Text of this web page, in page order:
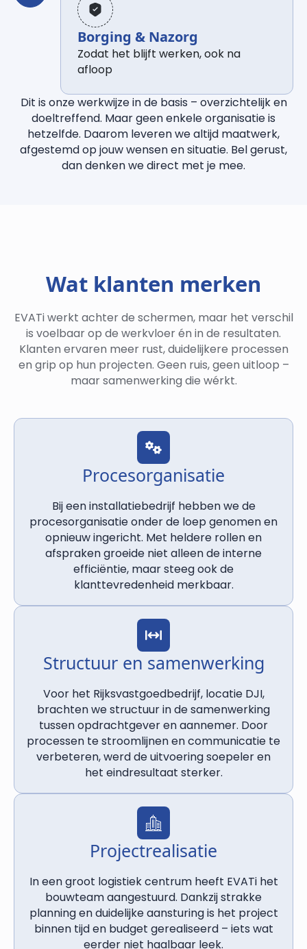
Borging & Nazorg
Zodat het blijft werken, ook na
afloop
Dit is onze werkwijze in de basis – overzichtelijk en
doeltreffend. Maar geen enkele organisatie is
hetzelfde. Daarom leveren we altijd maatwerk,
afgestemd op jouw wensen en situatie. Bel gerust,
dan denken we direct met je mee.
Wat klanten merken
EVATi werkt achter de schermen, maar het verschil
is voelbaar op de werkvloer én in de resultaten.
Klanten ervaren meer rust, duidelijkere processen
en grip op hun projecten. Geen ruis, geen uitloop –
maar samenwerking die wérkt.
Procesorganisatie
Bij een installatiebedrijf hebben we de
procesorganisatie onder de loep genomen en
opnieuw ingericht. Met heldere rollen en
afspraken groeide niet alleen de interne
efficiëntie, maar steeg ook de
klanttevredenheid merkbaar.
Structuur en samenwerking
Voor het Rijksvastgoedbedrijf, locatie DJI,
brachten we structuur in de samenwerking
tussen opdrachtgever en aannemer. Door
processen te stroomlijnen en communicatie te
verbeteren, werd de uitvoering soepeler en
het eindresultaat sterker.
Projectrealisatie
In een groot logistiek centrum heeft EVATi het
bouwteam aangestuurd. Dankzij strakke
planning en duidelijke aansturing is het project
binnen tijd en budget gerealiseerd – iets wat
eerder niet haalbaar leek.